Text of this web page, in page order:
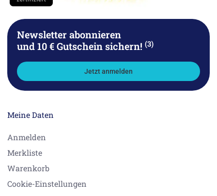
Newsletter abonnieren
und 10 € Gutschein sichern! (3)
Jetzt anmelden
Meine Daten
Anmelden
Merkliste
Warenkorb
Cookie-Einstellungen